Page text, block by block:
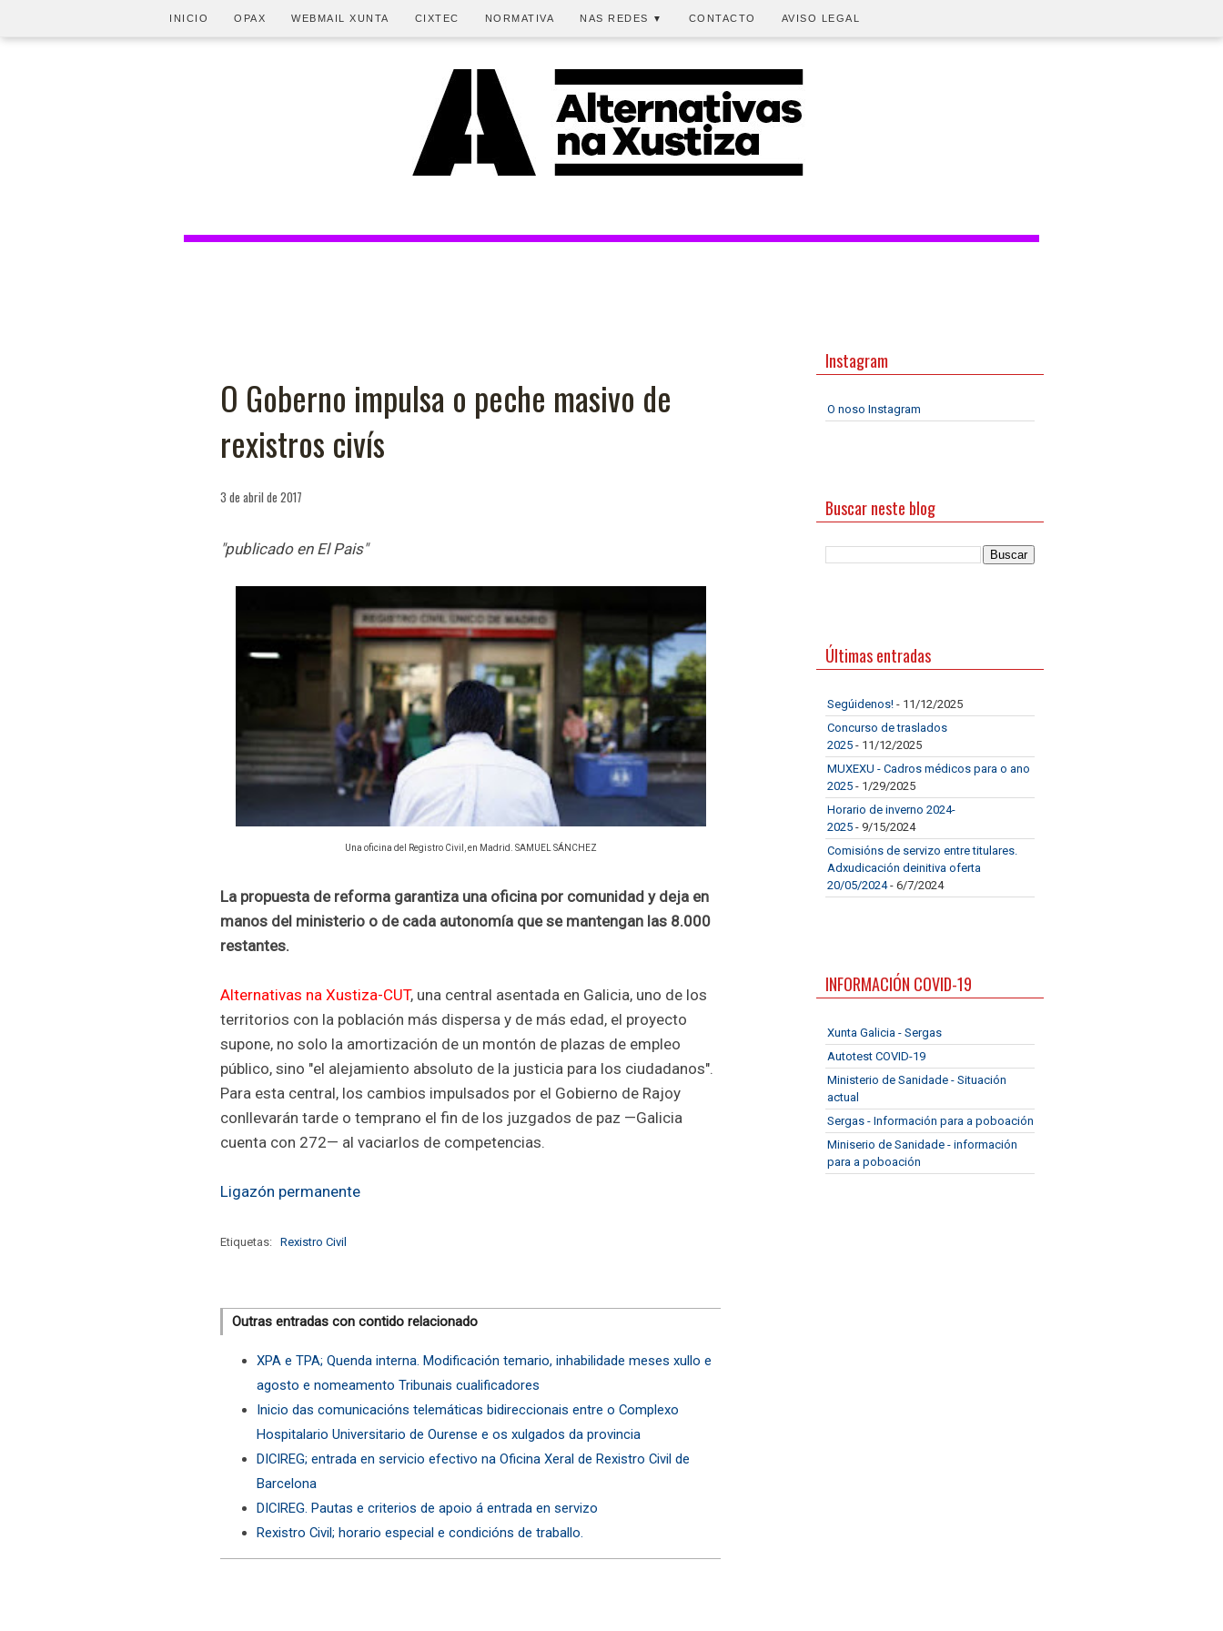
INICIO OPAX WEBMAIL XUNTA CIXTEC NORMATIVA NAS REDES ▼ CONTACTO AVISO LEGAL
O Goberno impulsa o peche masivo de
rexistros civís
3 de abril de 2017
"publicado en El Pais"
Una oficina del Registro Civil, en Madrid. SAMUEL SÁNCHEZ
La propuesta de reforma garantiza una oficina por comunidad y deja en
manos del ministerio o de cada autonomía que se mantengan las 8.000
restantes.
Alternativas na Xustiza-CUT, una central asentada en Galicia, uno de los
territorios con la población más dispersa y de más edad, el proyecto
supone, no solo la amortización de un montón de plazas de empleo
público, sino "el alejamiento absoluto de la justicia para los ciudadanos".
Para esta central, los cambios impulsados por el Gobierno de Rajoy
conllevarán tarde o temprano el fin de los juzgados de paz —Galicia
cuenta con 272— al vaciarlos de competencias.
Ligazón permanente
Etiquetas: Rexistro Civil
Outras entradas con contido relacionado
XPA e TPA; Quenda interna. Modificación temario, inhabilidade meses xullo e
agosto e nomeamento Tribunais cualificadores
Inicio das comunicacións telemáticas bidireccionais entre o Complexo
Hospitalario Universitario de Ourense e os xulgados da provincia
DICIREG; entrada en servicio efectivo na Oficina Xeral de Rexistro Civil de
Barcelona
DICIREG. Pautas e criterios de apoio á entrada en servizo
Rexistro Civil; horario especial e condicións de traballo.
Instagram
O noso Instagram
Buscar neste blog
Últimas entradas
Segúidenos! - 11/12/2025
Concurso de traslados
2025 - 11/12/2025
MUXEXU - Cadros médicos para o ano
2025 - 1/29/2025
Horario de inverno 2024-
2025 - 9/15/2024
Comisións de servizo entre titulares.
Adxudicación deinitiva oferta
20/05/2024- 6/7/2024
INFORMACIÓN COVID-19
Xunta Galicia - Sergas
Autotest COVID-19
Ministerio de Sanidade - Situación
actual
Sergas - Información para a poboación
Miniserio de Sanidade - información
para a poboación